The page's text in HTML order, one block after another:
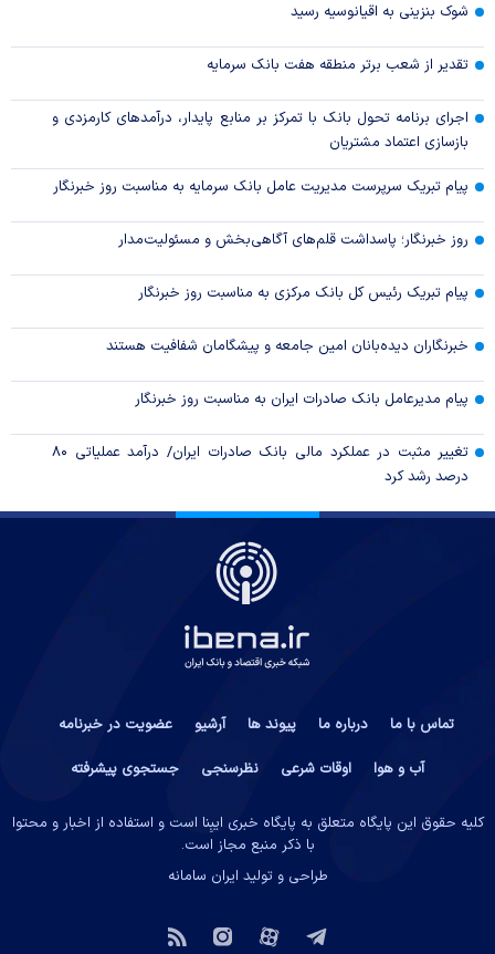
شوک بنزینی به اقیانوسیه رسید
تقدیر از شعب برتر منطقه هفت بانک سرمایه
اجرای برنامه تحول بانک با تمرکز بر منابع پایدار، درآمدهای کارمزدی و
بازسازی اعتماد مشتریان
پیام تبریک سرپرست مدیریت عامل بانک سرمایه به مناسبت روز خبرنگار
روز خبرنگار؛ پاسداشت قلم‌های آگاهی‌بخش و مسئولیت‌مدار
پیام تبریک رئیس کل بانک مرکزی به مناسبت روز خبرنگار
خبرنگاران دیده‌بانان امین جامعه و پیشگامان شفافیت هستند
پیام مدیرعامل بانک صادرات ایران به مناسبت روز خبرنگار
تغییر مثبت در عملکرد مالی بانک صادرات ایران/ درآمد عملیاتی ۸۰
درصد رشد کرد
تماس با ما درباره ما پیوند ها آرشیو
عضویت در خبرنامه
آب و هوا
اوقات شرعی نظرسنجی جستجوی پیشرفته
کلیه حقوق این پایگاه متعلق به پایگاه خبری ایبِنا است و استفاده از اخبار و محتوا
با ذکر منبع مجاز است.
طراحی و تولید ایران سامانه